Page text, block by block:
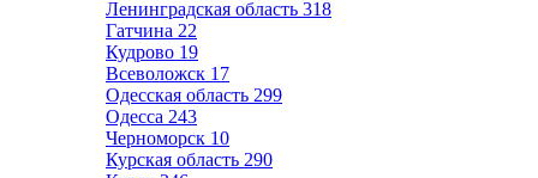
Ленинградская область 318
Гатчина 22
Кудрово 19
Всеволожск 17
Одесская область 299
Одесса 243
Черноморск 10
Курская область 290